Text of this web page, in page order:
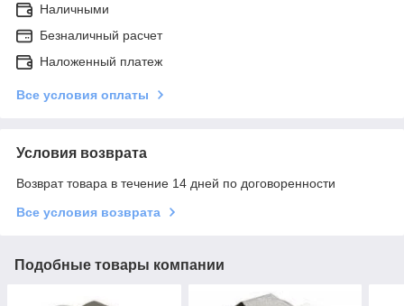
Наличными
Безналичный расчет
Наложенный платеж
Все условия оплаты
Условия возврата
Возврат товара в течение 14 дней по договоренности
Все условия возврата
Подобные товары компании